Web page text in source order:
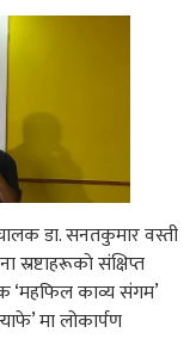
डा. सनतकुमार वस्ती
संक्षिप्त
‘महफिल काव्य संगम’
मा लोकार्पण